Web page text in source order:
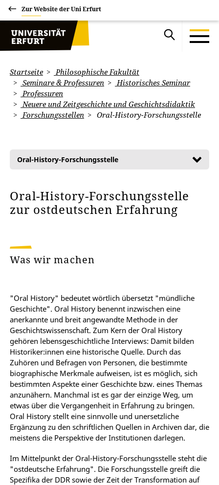
Zur Website der Uni Erfurt
Startseite
Philosophische Fakultät
Seminare & Professuren
Historisches Seminar
Professuren
Neuere und Zeitgeschichte und Geschichtsdidaktik
Forschungsstellen
Oral-History-Forschungsstelle
Oral-History-Forschungsstelle
Oral-History-Forschungsstelle
zur ostdeutschen Erfahrung
Was wir machen
"Oral History" bedeutet wörtlich übersetzt "mündliche
Geschichte". Oral History benennt inzwischen eine
anerkannte und breit angewandte Methode in der
Geschichtswissenschaft. Zum Kern der Oral History
gehören lebensgeschichtliche Interviews: Damit bilden
Historiker:innen eine historische Quelle. Durch das
Zuhören und Befragen von Personen, die bestimmte
biographische Merkmale aufweisen, ist es möglich, sich
bestimmten Aspekte einer Geschichte bzw. eines Themas
anzunähern. Manchmal ist es gar der einzige Weg, um
etwas über die Vergangenheit in Erfahrung zu bringen.
Oral History stellt eine sinnvolle und unersetzliche
Ergänzung zu den schriftlichen Quellen in Archiven dar, die
meistens die Perspektive der Institutionen darlegen.
Im Mittelpunkt der Oral-History-Forschungsstelle steht die
"ostdeutsche Erfahrung". Die Forschungsstelle greift die
Spezifika der DDR sowie der Zeit der Transformation auf